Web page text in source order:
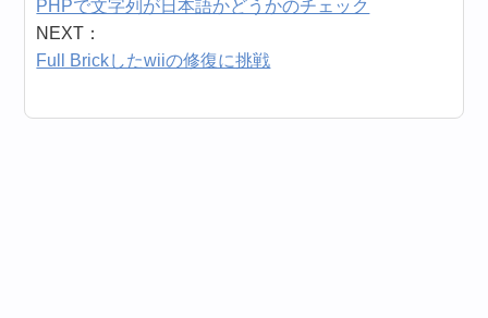
PHPで文字列が日本語かどうかのチェック
NEXT：
Full Brickしたwiiの修復に挑戦